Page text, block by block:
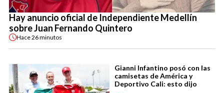
Hay anuncio oficial de Independiente Medellín
sobre Juan Fernando Quintero
Hace26 minutos
Gianni Infantino posó con las
camisetas de América y
Deportivo Cali: esto dijo